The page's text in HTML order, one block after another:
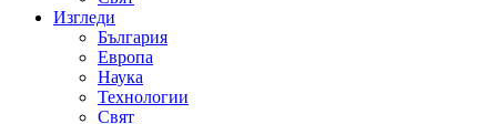
Изгледи
България
Европа
Наука
Технологии
Свят